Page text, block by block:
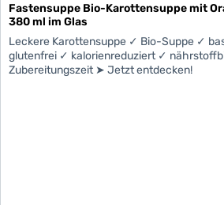
Fastensuppe Bio-Karottensuppe mit
380 ml im Glas
Leckere Karottensuppe ✓ Bio-Suppe ✓
glutenfrei ✓ kalorienreduziert ✓
Zubereitungszeit ➤ Jetzt entdecken!